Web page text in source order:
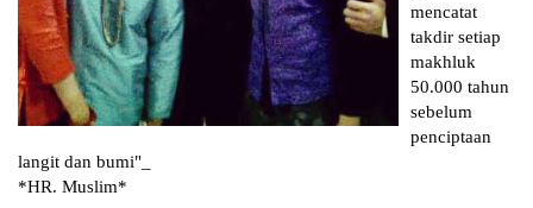
mencatat
takdir setiap
makhluk
50.000 tahun
sebelum
penciptaan
langit dan bumi"_
*HR. Muslim*